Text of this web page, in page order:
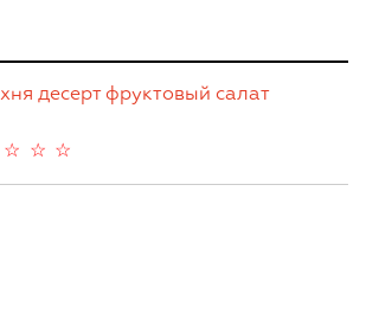
десерт фруктовый салат
☆
☆
☆